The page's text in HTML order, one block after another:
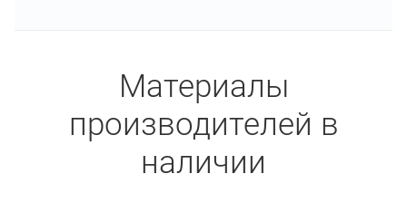
Материалы
производителей в
наличии